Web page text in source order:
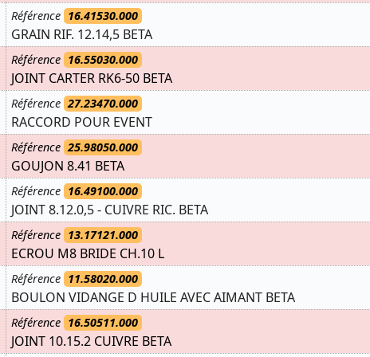
Référence 16.41530.000
GRAIN RIF. 12.14,5 BETA
Référence 16.55030.000
JOINT CARTER RK6-50 BETA
Référence 27.23470.000
RACCORD POUR EVENT
Référence 25.98050.000
GOUJON 8.41 BETA
Référence 16.49100.000
JOINT 8.12.0,5 - CUIVRE RIC. BETA
Référence 13.17121.000
ECROU M8 BRIDE CH.10 L
Référence 11.58020.000
BOULON VIDANGE D HUILE AVEC AIMANT BETA
Référence 16.50511.000
JOINT 10.15.2 CUIVRE BETA